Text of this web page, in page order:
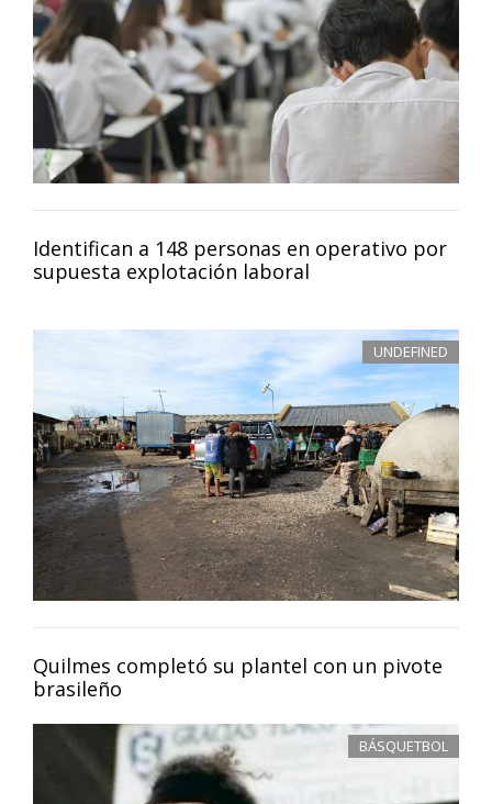
Identifican a 148 personas en operativo por
supuesta explotación laboral
UNDEFINED
Quilmes completó su plantel con un pivote
brasileño
BÁSQUETBOL